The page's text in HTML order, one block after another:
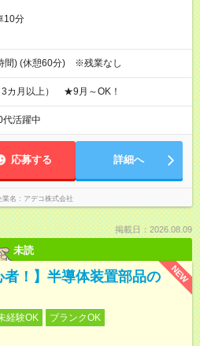
10分
間) (休憩60分) ※残業なし
3カ月以上） ★9月～OK！
代活躍中
応募する 詳細へ
業名 アデコ株式会社
掲載日：2026.08.09
未読
NEW
者！】半導体装置部品の
経験OK
ブランクOK